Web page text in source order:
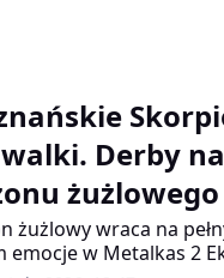
Derby
żużlowego
żużlowy wraca na
emocje w Metalkas 2